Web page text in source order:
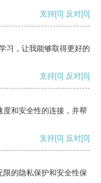
支持[0] 反对[0]
习，让我能够取得更好的
支持[0] 反对[0]
度和安全性的连接，并帮
支持[0] 反对[0]
限的隐私保护和安全性保